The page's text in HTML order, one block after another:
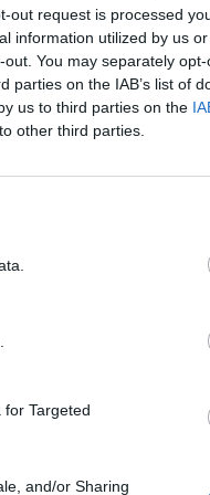
out request is processed
information utilized by us
You may separately
parties on the IAB’s list of
us to third parties on the
other third parties.
Targeted
and/or Sharing
esserci
dove
e
sarà
al
totali
per le
Cig,
i
starebbe